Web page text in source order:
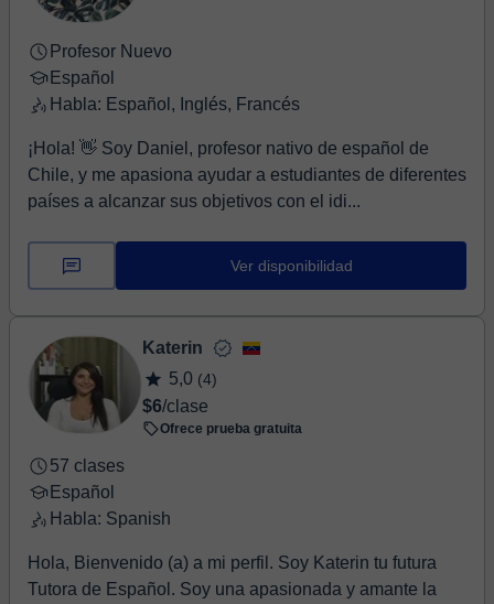
Profesor Nuevo
Español
Habla: Español, Inglés, Francés
¡Hola! 👋 Soy Daniel, profesor nativo de español de
Chile, y me apasiona ayudar a estudiantes de diferentes
países a alcanzar sus objetivos con el idi...
Ver disponibilidad
Katerin
5,0 (4)
$6/clase
Ofrece prueba gratuita
57 clases
Español
Habla: Spanish
Hola, Bienvenido (a) a mi perfil. Soy Katerin tu futura
Tutora de Español. Soy una apasionada y amante la